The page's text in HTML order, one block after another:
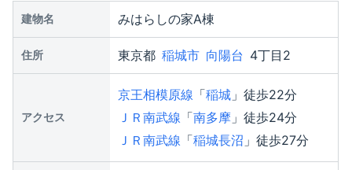
建物名 みはらしの家A棟
住所 東京都 稲城市 向陽台 4丁目2
アクセス
京王相模原線 「稲城 」徒歩22分
ＪＲ南武線 「南多摩 」徒歩24分
ＪＲ南武線 「稲城長沼 」徒歩27分